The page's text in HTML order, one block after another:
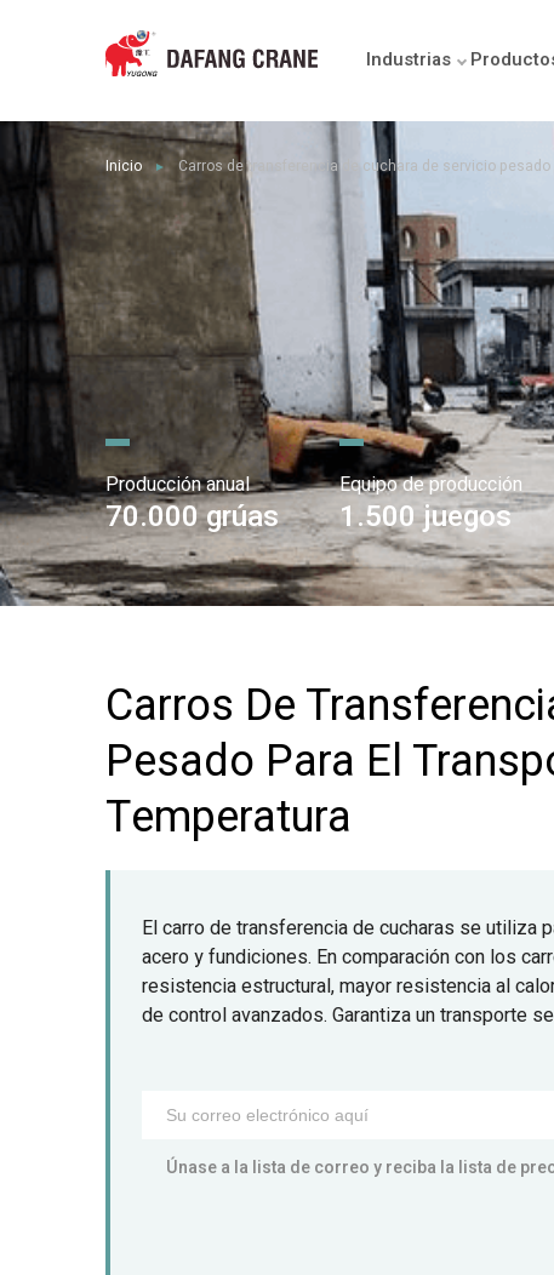
Industrias
Inicio ► Carros de transferencia de cuchara de servicio
Producción anual
70.000 grúas
Equipo de producción
1.500 juegos
Carros De
Pesado Para El
Temperatura
El carro de transferencia de cucharas se utiliza
acero y fundiciones. En comparación con los
resistencia estructural, mayor resistencia al
de control avanzados. Garantiza un transporte
Únase a la lista de correo y reciba la lista de